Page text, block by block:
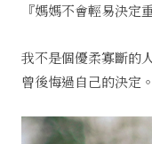
『媽媽不會輕易決定
我不是個優柔寡斷的
曾後悔過自己的決定。